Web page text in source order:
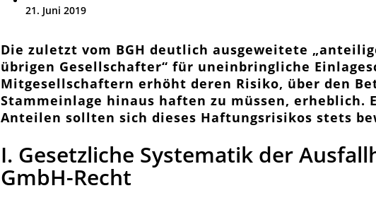
21. Juni 2019
Die zuletzt vom BGH deutlich ausgeweitete
übrigen Gesellschafter“ für uneinbringliche
Mitgesellschaftern erhöht deren Risiko, über den
Stammeinlage hinaus haften zu müssen, erheblich.
Anteilen sollten sich dieses Haftungsrisikos stets
I. Gesetzliche Systematik der
GmbH-Recht